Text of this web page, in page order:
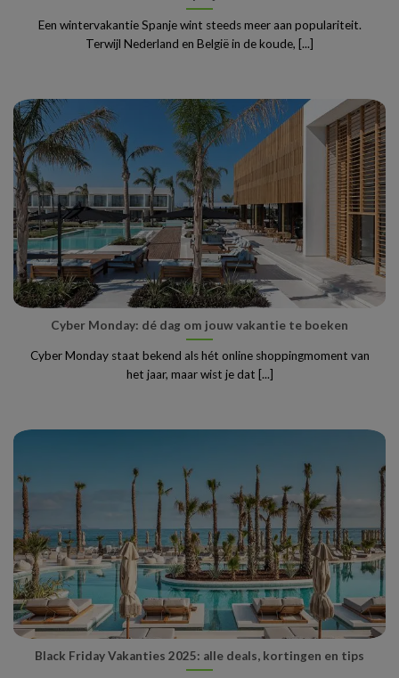
Een wintervakantie Spanje wint steeds meer aan populariteit.
Terwijl Nederland en België in de koude, [...]
Cyber Monday: dé dag om jouw vakantie te boeken
Cyber Monday staat bekend als hét online shoppingmoment van
het jaar, maar wist je dat [...]
Black Friday Vakanties 2025: alle deals, kortingen en tips